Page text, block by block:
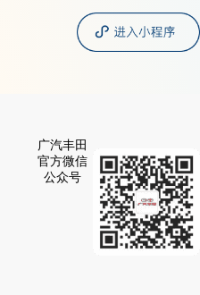
广汽丰田
官方微信
公众号